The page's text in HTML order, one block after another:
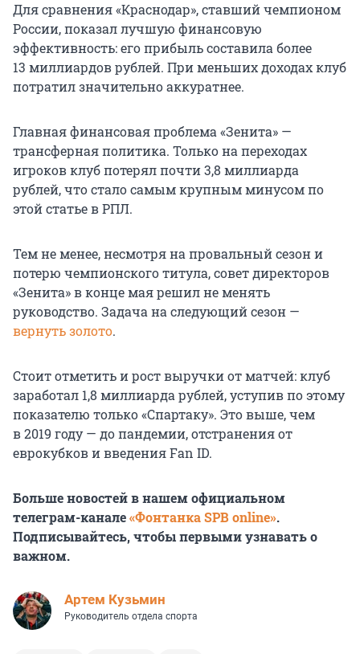
Для сравнения «Краснодар», ставший чемпионом
России, показал лучшую финансовую
эффективность: его прибыль составила более
13 миллиардов рублей. При меньших доходах клуб
потратил значительно аккуратнее.
Главная финансовая проблема «Зенита» —
трансферная политика. Только на переходах
игроков клуб потерял почти 3,8 миллиарда
рублей, что стало самым крупным минусом по
этой статье в РПЛ.
Тем не менее, несмотря на провальный сезон и
потерю чемпионского титула, совет директоров
«Зенита» в конце мая решил не менять
руководство. Задача на следующий сезон —
вернуть золото.
Стоит отметить и рост выручки от матчей: клуб
заработал 1,8 миллиарда рублей, уступив по этому
показателю только «Спартаку». Это выше, чем
в 2019 году— до пандемии, отстранения от
еврокубков и введения Fan ID.
Больше новостей в нашем официальном
телеграм-канале«Фонтанка SPB online».
Подписывайтесь, чтобы первыми узнавать о
важном.
Артем Кузьмин
Руководитель отдела спорта